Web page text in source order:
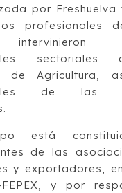
por Freshuelva
profesionales
de Agricultura,
de las
está
de las
y exportadores,
FEPEX, y por